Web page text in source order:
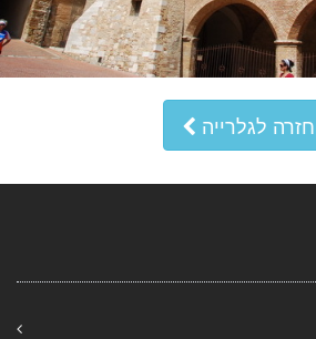
חזרה לגלרייה